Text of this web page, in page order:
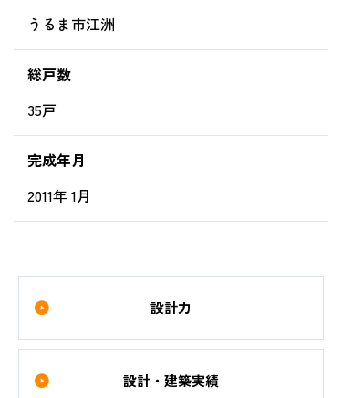
うるま市江洲
総戸数
35戸
完成年月
2011年 1月
設計力
設計・建築実績